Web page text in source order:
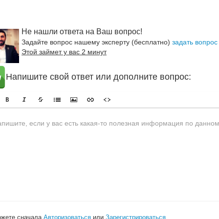
Не нашли ответа на Ваш вопрос!
Задайте вопрос нашему эксперту (бесплатно) задать вопрос
Этой займет у вас 2 минут
Напишите свой ответ или дополните вопрос:
сначала Авторизоваться или Зарегистрироваться